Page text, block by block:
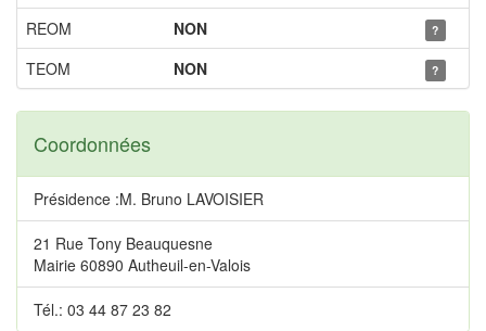
REOM
NON ?
TEOM NON ?
Coordonnées
Présidence :M. Bruno LAVOISIER
21 Rue Tony Beauquesne
Mairie 60890 Autheuil-en-Valois
Tél.: 03 44 87 23 82